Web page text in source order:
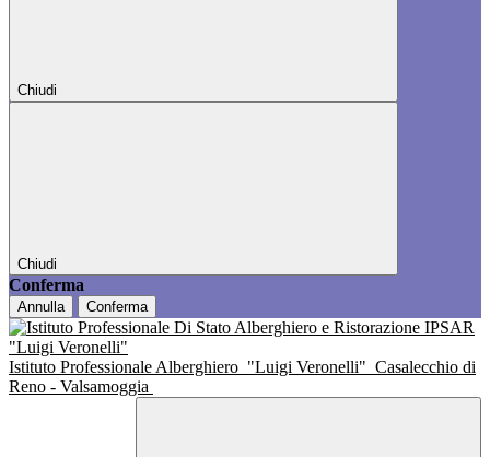
Chiudi
Chiudi
Conferma
Annulla Conferma
Istituto Professionale Alberghiero "Luigi Veronelli" Casalecchio di
Reno - Valsamoggia